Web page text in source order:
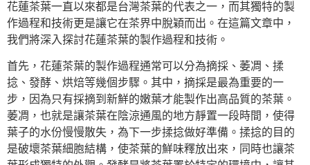
花蓮茶葉一直以來都是台灣茶葉的代表之一，而其獨特的製
作過程和技術更是讓它在茶界中脫穎而出。在這篇文章中，
我們將深入探討花蓮茶葉的製作過程和技術。
首先，花蓮茶葉的製作過程通常可以分為摘採、萎凋、揉
捻、發酵、烘焙等幾個步驟。其中，摘採是最為重要的一
步，因為只有採摘到新鮮的嫩葉才能製作出高品質的茶葉。
萎凋，也就是讓茶葉在陰涼通風的地方靜置一段時間，使得
葉子的水份慢慢散失，為下一步揉捻做好準備。揉捻的目的
是破壞茶葉細胞結構，使茶葉的鮮味釋放出來，同時也讓茶